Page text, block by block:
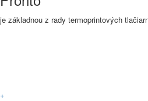
je základnou z rady termoprintových
+